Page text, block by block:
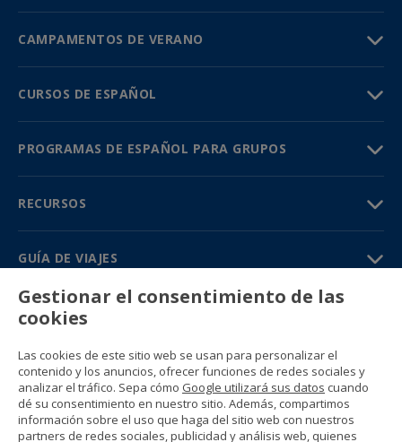
CAMPAMENTOS DE VERANO
CURSOS DE ESPAÑOL
PROGRAMAS DE ESPAÑOL PARA GRUPOS
RECURSOS
GUÍA DE VIAJES
PARTNERS
Contacto
Precios y catálogos
(+34) 91 594 37 76
Gustavo Fernández Balbuena, 11
28002 Madrid, Spain
Gestionar el consentimiento de las
cookies
Las cookies de este sitio web se usan para personalizar el
contenido y los anuncios, ofrecer funciones de redes sociales y
analizar el tráfico. Sepa cómo Google utilizará sus datos cuando
dé su consentimiento en nuestro sitio. Además, compartimos
información sobre el uso que haga del sitio web con nuestros
partners de redes sociales, publicidad y análisis web, quienes